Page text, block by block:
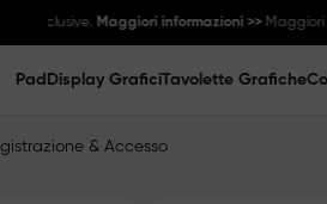
esclusive.Maggiori informazioni >>Maggiori
Pad Display GraficiTavolette Grafiche
& Accesso